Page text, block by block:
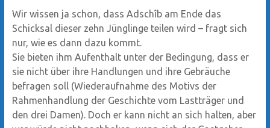
Wir wissen ja schon, dass Adschîb am Ende das
Schicksal dieser zehn Jünglinge teilen wird – fragt sich
nur, wie es dann dazu kommt.
Sie bieten ihm Aufenthalt unter der Bedingung, dass er
sie nicht über ihre Handlungen und ihre Gebräuche
befragen soll (Wiederaufnahme des Motivs der
Rahmenhandlung der Geschichte vom Lastträger und
den drei Damen). Doch er kann nicht an sich halten, aber